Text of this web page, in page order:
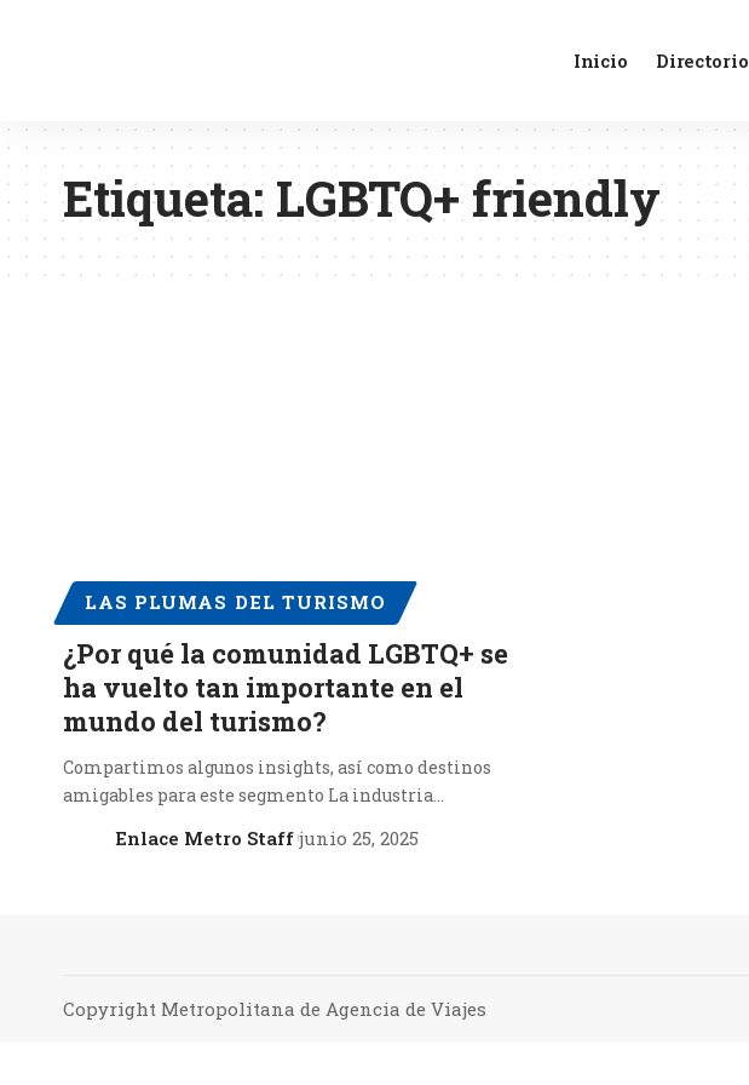
Inicio Directorio
Etiqueta: LGBTQ+ friendly
LAS PLUMAS DEL TURISMO
¿Por qué la comunidad LGBTQ+ se
ha vuelto tan importante en el
mundo del turismo?
Compartimos algunos insights, así como destinos
amigables para este segmento La industria…
Enlace Metro Staff junio 25, 2025
Copyright Metropolitana de Agencia de Viajes